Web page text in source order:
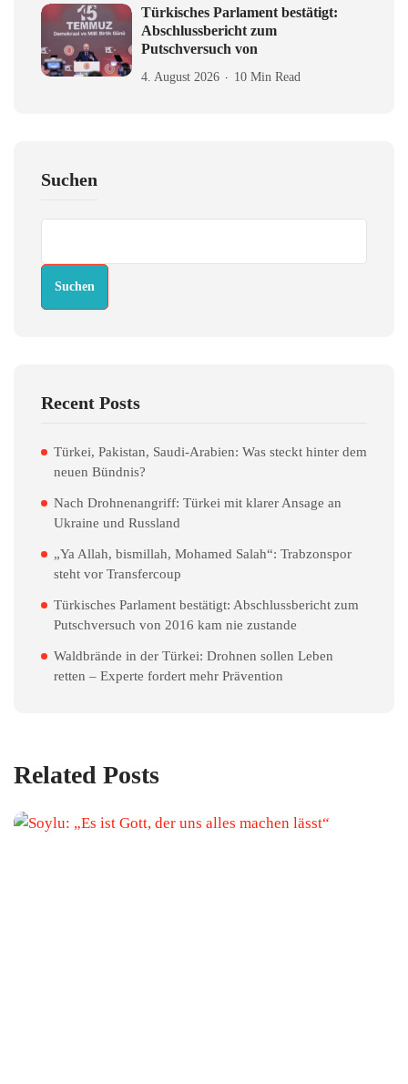
Türkisches Parlament bestätigt:
Abschlussbericht zum
Putschversuch von
4. August 2026 10 Min Read
Suchen
Suchen
Recent Posts
Türkei, Pakistan, Saudi-Arabien: Was steckt hinter dem
neuen Bündnis?
Nach Drohnenangriff: Türkei mit klarer Ansage an
Ukraine und Russland
„Ya Allah, bismillah, Mohamed Salah“: Trabzonspor
steht vor Transfercoup
Türkisches Parlament bestätigt: Abschlussbericht zum
Putschversuch von 2016 kam nie zustande
Waldbrände in der Türkei: Drohnen sollen Leben
retten – Experte fordert mehr Prävention
Related Posts